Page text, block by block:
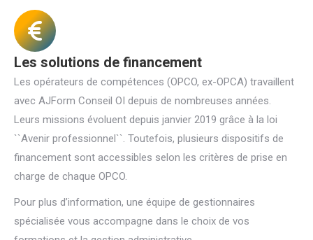
Les solutions de financement
Les opérateurs de compétences (OPCO, ex-OPCA) travaillent
avec AJForm Conseil OI depuis de nombreuses années.
Leurs missions évoluent depuis janvier 2019 grâce à la loi
``Avenir professionnel``. Toutefois, plusieurs dispositifs de
financement sont accessibles selon les critères de prise en
charge de chaque OPCO.
Pour plus d’information, une équipe de gestionnaires
spécialisée vous accompagne dans le choix de vos